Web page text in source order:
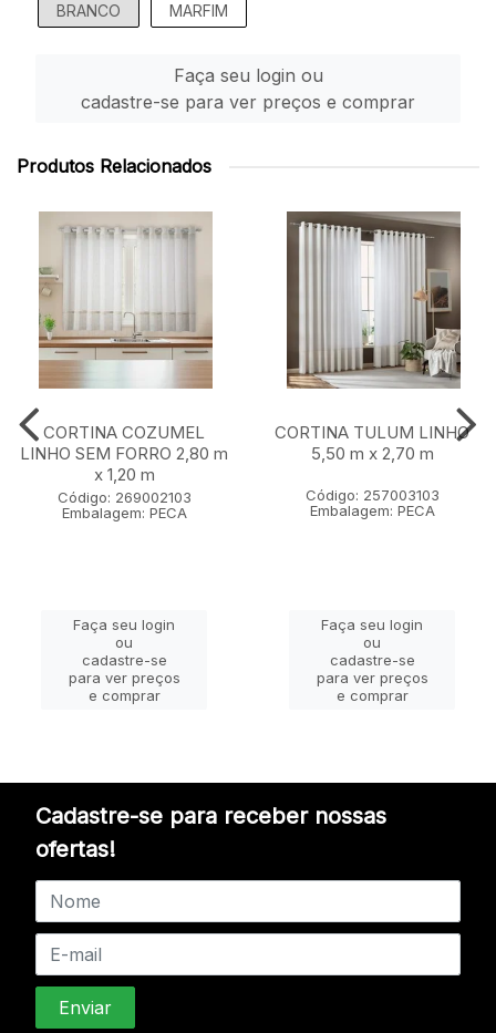
BRANCO MARFIM
Faça seu login ou
cadastre-se para ver preços e comprar
Produtos Relacionados
CORTINA COZUMEL
LINHO SEM FORRO 2,80 m
x 1,20 m
Código: 269002103
Embalagem: PECA
Faça seu login
ou
cadastre-se
para ver preços
e comprar
CORTINA TULUM LINHO
5,50 m x 2,70 m
Código: 257003103
Embalagem: PECA
Faça seu login
ou
cadastre-se
para ver preços
e comprar
Cadastre-se para receber nossas
ofertas!